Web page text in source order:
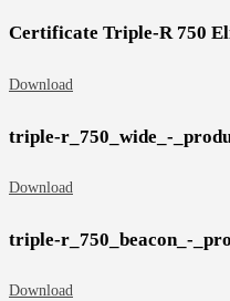
Certificate Triple-R 750
Download
triple-r_750_wide_-
Download
triple-r_750_beacon_-
Download